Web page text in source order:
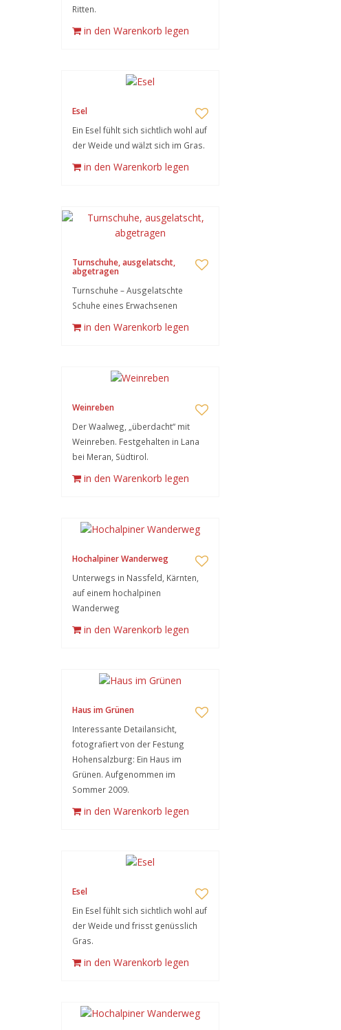
Ritten.
in den Warenkorb legen
Esel
Ein Esel fühlt sich sichtlich wohl auf
der Weide und wälzt sich im Gras.
in den Warenkorb legen
Turnschuhe, ausgelatscht,
abgetragen
Turnschuhe – Ausgelatschte
Schuhe eines Erwachsenen
in den Warenkorb legen
Weinreben
Der Waalweg, „überdacht“ mit
Weinreben. Festgehalten in Lana
bei Meran, Südtirol.
in den Warenkorb legen
Hochalpiner Wanderweg
Unterwegs in Nassfeld, Kärnten,
auf einem hochalpinen
Wanderweg
in den Warenkorb legen
Haus im Grünen
Interessante Detailansicht,
fotografiert von der Festung
Hohensalzburg: Ein Haus im
Grünen. Aufgenommen im
Sommer 2009.
in den Warenkorb legen
Esel
Ein Esel fühlt sich sichtlich wohl auf
der Weide und frisst genüsslich
Gras.
in den Warenkorb legen